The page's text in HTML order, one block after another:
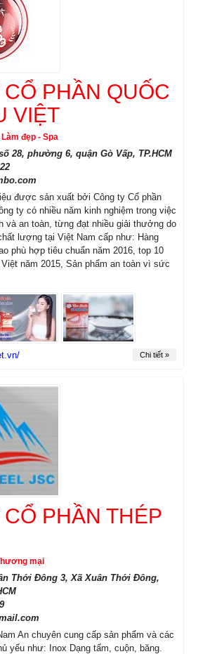
PHẦN QUỐC
VIỆT
đẹp - Spa
28, phường 6, quận Gò Vấp, TP.HCM
được sản xuất bởi Công ty Cổ phần
ty có nhiều năm kinh nghiệm trong việc
và an toàn, từng đạt nhiều giải thưởng do
lượng tại Việt Nam cấp như: Hàng
phù hợp tiêu chuẩn năm 2016, top 10
năm 2015, Sản phẩm an toàn vì sức
Chi tiết »
PHẦN THÉP
mại
Thới Đông 3, Xã Xuân Thới Đông,
An chuyên cung cấp sản phẩm và các
yếu như: Inox Dạng tấm, cuộn, băng.